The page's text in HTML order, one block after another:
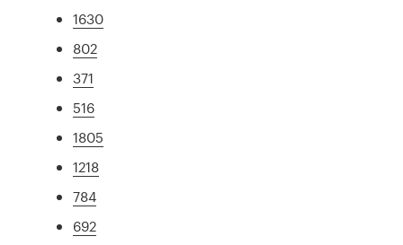
1630
802
371
516
1805
1218
784
692